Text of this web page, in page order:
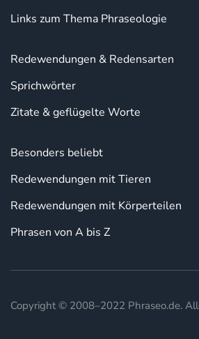
Links zum Thema Phraseologie
Redewendungen & Redensarten
Sprichwörter
Zitate & geflügelte Worte
Besonders beliebt
Redewendungen mit Tieren
Redewendungen mit Körperteilen
Phrasen von A bis Z
Copyright © 2008–2022 Phraseo.de.